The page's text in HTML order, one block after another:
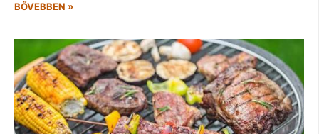
BŐVEBBEN »